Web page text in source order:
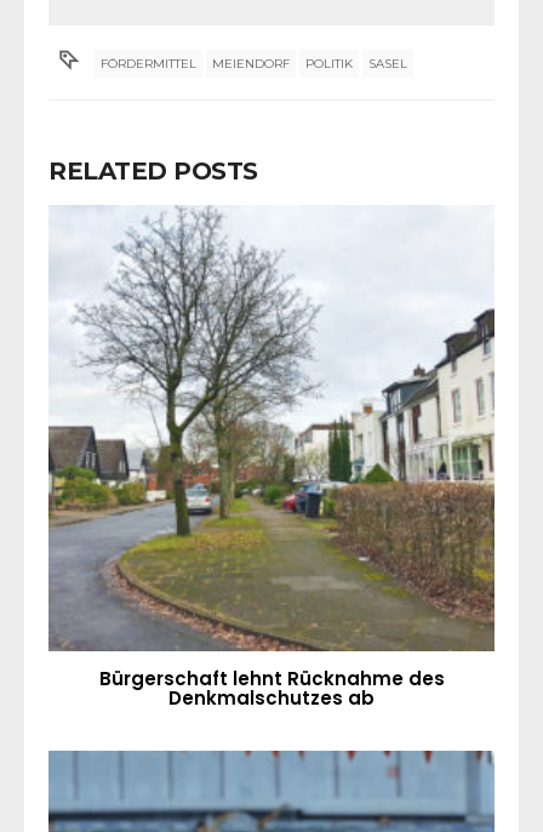
FÖRDERMITTEL MEIENDORF POLITIK SASEL
RELATED POSTS
Bürgerschaft lehnt Rücknahme des
Denkmalschutzes ab